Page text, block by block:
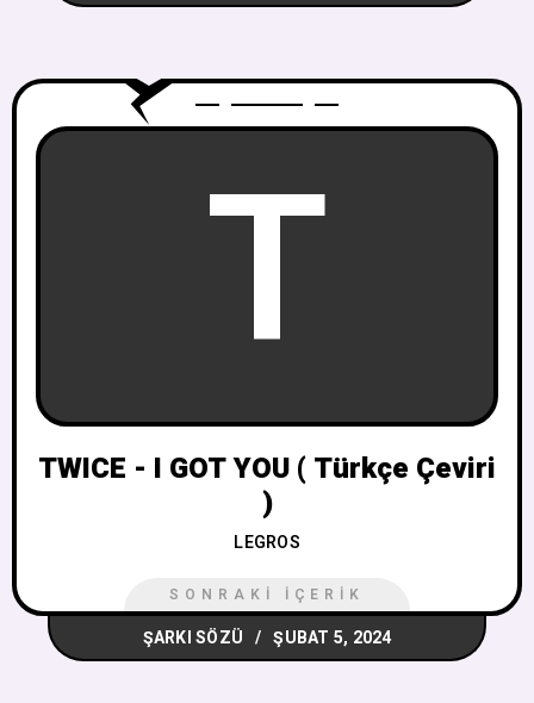
T
TWICE - I GOT YOU ( Türkçe Çeviri
)
LEGROS
SONRAKI İÇERIK
ŞARKI SÖZÜ ŞUBAT 5, 2024